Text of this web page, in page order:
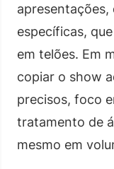
apresentações,
específicas,
em telões. Em
copiar o show
precisos, foco
tratamento de
mesmo em